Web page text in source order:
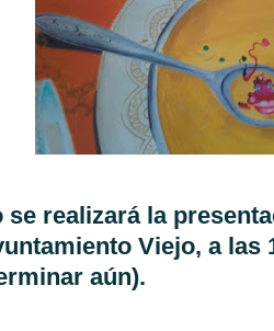
se realizará la
Viejo, a las
aún).